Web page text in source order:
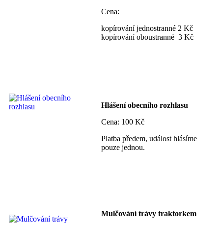
Cena:
kopírování jednostranné 2 Kč
kopírování oboustranné 3 Kč
Hlášení obecního rozhlasu
Cena: 100 Kč
Platba předem, událost hlásíme
pouze jednou.
Mulčování trávy traktorkem